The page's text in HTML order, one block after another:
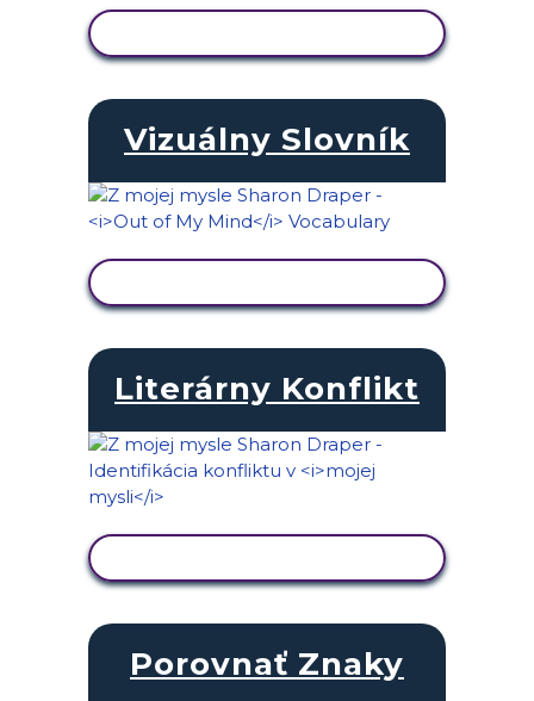
Vizuálny Slovník
Literárny Konflikt
Porovnať Znaky